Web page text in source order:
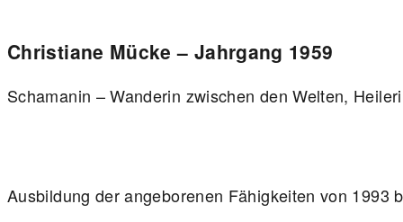
Christiane Mücke – Jahrgang 1959
Schamanin – Wanderin zwischen den Welten,
Ausbildung der angeborenen Fähigkeiten von 1993